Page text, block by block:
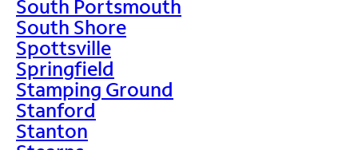
South Portsmouth
South Shore
Spottsville
Springfield
Stamping Ground
Stanford
Stanton